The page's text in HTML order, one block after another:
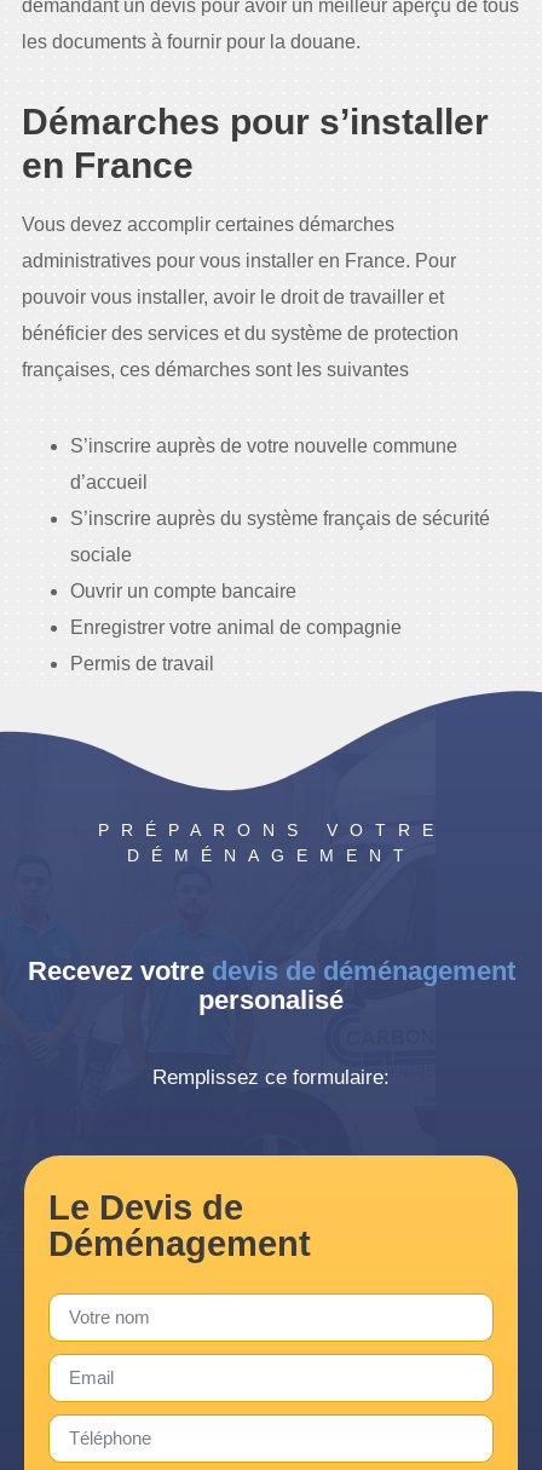
demandant un devis pour avoir un meilleur aperçu de tous
les documents à fournir pour la douane.
Démarches pour s’installer
en France
Vous devez accomplir certaines démarches
administratives pour vous installer en France. Pour
pouvoir vous installer, avoir le droit de travailler et
bénéficier des services et du système de protection
françaises, ces démarches sont les suivantes
S’inscrire auprès de votre nouvelle commune
d’accueil
S’inscrire auprès du système français de sécurité
sociale
Ouvrir un compte bancaire
Enregistrer votre animal de compagnie
Permis de travail
PRÉPARONS VOTRE
DÉMÉNAGEMENT
Recevez votre devis de déménagement
personalisé
Remplissez ce formulaire:
Le Devis de
Déménagement